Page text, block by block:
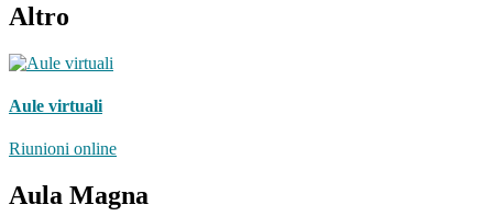
Altro
Aule virtuali
Riunioni online
Aula Magna